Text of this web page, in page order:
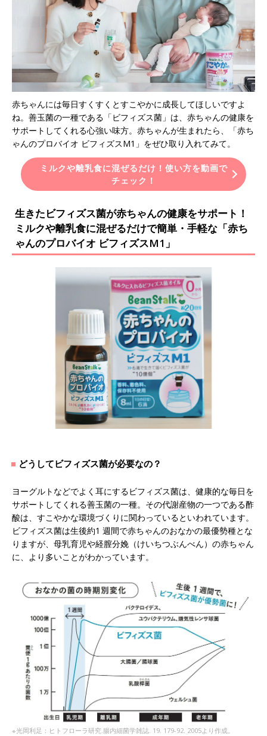
赤ちゃんには毎日すくすくとすこやかに成長してほしいですよ
ね。善玉菌の一種である「ビフィズス菌」は、赤ちゃんの健康を
サポートしてくれる心強い味方。赤ちゃんが生まれたら、「赤ち
ゃんのプロバイオ ビフィズスM1」をぜひ取り入れてみて。
ミルクや離乳食に混ぜるだけ！使い方を動画で
チェック！
生きたビフィズス菌が赤ちゃんの健康をサポート！
ミルクや離乳食に混ぜるだけで簡単・手軽な「赤ち
ゃんのプロバイオ ビフィズスM1」
どうしてビフィズス菌が必要なの？
ヨーグルトなどでよく耳にするビフィズス菌は、健康的な毎日を
サポートしてくれる善玉菌の一種。その代謝産物の一つである酢
酸は、すこやかな環境づくりに関わっているといわれています。
ビフィズス菌は生後約1 週間で赤ちゃんのおなかの最優勢種とな
りますが、母乳育児や経膣分娩（けいちつぶんべん）の赤ちゃん
に、より多いことがわかっています。
※光岡利足：ヒトフローラ研究.腸内細菌学雑誌. 19. 179-92. 2005より作成。